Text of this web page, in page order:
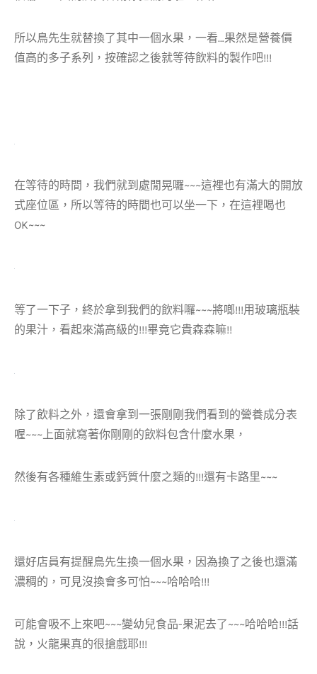
所以鳥先生就替換了其中一個水果，一看…果然是營養價
值高的多子系列，按確認之後就等待飲料的製作吧!!!
在等待的時間，我們就到處閒晃囉~~~這裡也有滿大的開放
式座位區，所以等待的時間也可以坐一下，在這裡喝也
OK~~~
等了一下子，終於拿到我們的飲料囉~~~將啷!!!用玻璃瓶裝
的果汁，看起來滿高級的!!!畢竟它貴森森嘛!!
除了飲料之外，還會拿到一張剛剛我們看到的營養成分表
喔~~~上面就寫著你剛剛的飲料包含什麼水果，
然後有各種維生素或鈣質什麼之類的!!!還有卡路里~~~
還好店員有提醒鳥先生換一個水果，因為換了之後也還滿
濃稠的，可見沒換會多可怕~~~哈哈哈!!!
可能會吸不上來吧~~~變幼兒食品-果泥去了~~~哈哈哈!!!話
說，火龍果真的很搶戲耶!!!